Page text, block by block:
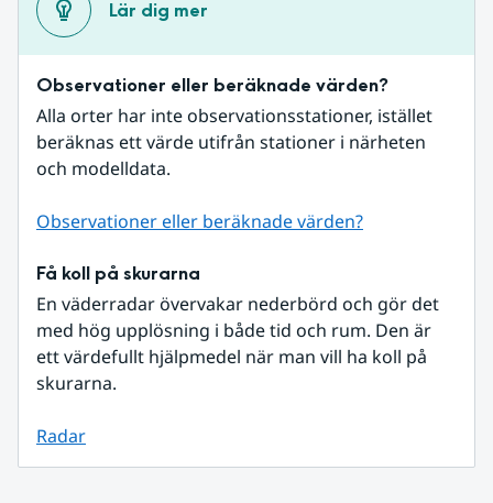
Lär dig mer
Observationer eller beräknade värden?
Alla orter har inte observationsstationer, istället
beräknas ett värde utifrån stationer i närheten
och modelldata.
Observationer eller beräknade värden?
Få koll på skurarna
En väderradar övervakar nederbörd och gör det
med hög upplösning i både tid och rum. Den är
ett värdefullt hjälpmedel när man vill ha koll på
skurarna.
Radar